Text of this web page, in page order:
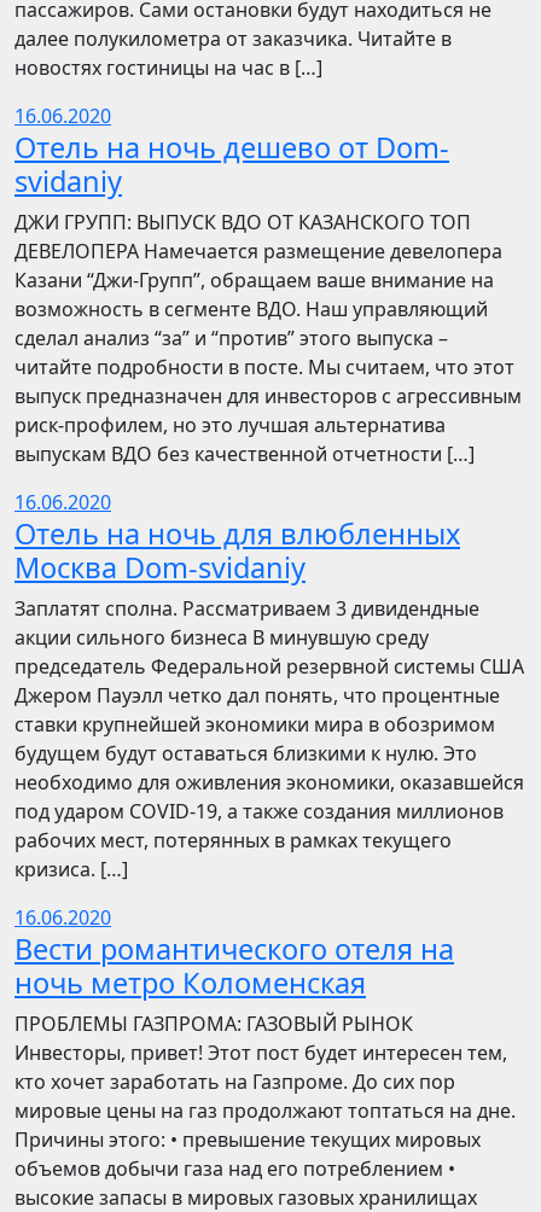
пассажиров. Сами остановки будут находиться не
далее полукилометра от заказчика. Читайте в
новостях гостиницы на час в […]
16.06.2020
Отель на ночь дешево от Dom-
svidaniy
​​ДЖИ ГРУПП: ВЫПУСК ВДО ОТ КАЗАНСКОГО ТОП
ДЕВЕЛОПЕРА Намечается размещение девелопера
Казани “Джи-Групп”, обращаем ваше внимание на
возможность в сегменте ВДО. Наш управляющий
сделал анализ “за” и “против” этого выпуска –
читайте подробности в посте. Мы считаем, что этот
выпуск предназначен для инвесторов с агрессивным
риск-профилем, но это лучшая альтернатива
выпускам ВДО без качественной отчетности […]
16.06.2020
Отель на ночь для влюбленных
Москва Dom-svidaniy
Заплатят сполна. Рассматриваем 3 дивидендные
акции сильного бизнеса В минувшую среду
председатель Федеральной резервной системы США
Джером Пауэлл четко дал понять, что процентные
ставки крупнейшей экономики мира в обозримом
будущем будут оставаться близкими к нулю. Это
необходимо для оживления экономики, оказавшейся
под ударом COVID-19, а также создания миллионов
рабочих мест, потерянных в рамках текущего
кризиса. […]
16.06.2020
Вести романтического отеля на
ночь метро Коломенская
ПРОБЛЕМЫ ГАЗПРОМА: ГАЗОВЫЙ РЫНОК
Инвесторы, привет! Этот пост будет интересен тем,
кто хочет заработать на Газпроме. До сих пор
мировые цены на газ продолжают топтаться на дне.
Причины этого: • превышение текущих мировых
объемов добычи газа над его потреблением •
высокие запасы в мировых газовых хранилищах